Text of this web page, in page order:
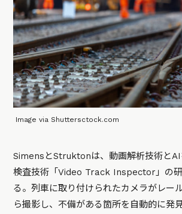
Image via Shuttersctock.com
SimensとStruktonは、動画解析技術と
検査技術「Video Track Inspector」の
る。列車に取り付けられたカメラがレー
ら撮影し、不備がある箇所を自動的に発